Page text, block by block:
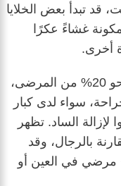
قد تبدأ بعض الخلايا
غشاءً عكرًا
أخرى.
هذه الحالة شائعة نسبيًا، وتحدث لدى نحو 20% من المرضى،
سواء لدى كبار
الساد. تظهر
بالرجال، وقد
مرضي في العين أو